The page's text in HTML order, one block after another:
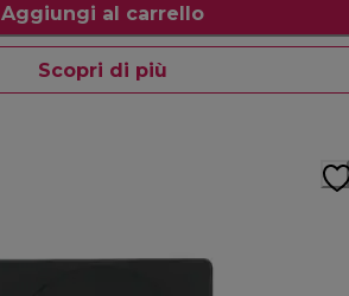
Aggiungi al carrello
Scopri di più